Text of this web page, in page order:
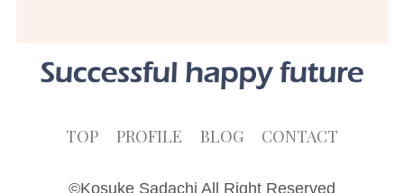
TOP PROFILE BLOG CONTACT
©Kosuke Sadachi All Right Reserved